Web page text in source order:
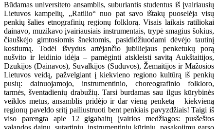
Būdamas universiteto ansamblis, suburiantis studentus iš įvairiausių
Lietuvos kampelių, „Ratilio“ nuo pat savo ištakų puoselėja visų
penkių šalies etnografinių regionų folklorą. Visais laikais ratiliokai
dainavo, muzikavo įvairiausiais instrumentais, trypė smagius šokius,
čiauškėjo gimtosiomis šnektomis, pasididžiuodami dėvėjo tautinį
kostiumą. Todėl išvydus artėjančio jubiliejaus penketukų porą
nušvito ir leidinio idėja – pamėginti atskleisti savitą Aukštaitijos,
Dzūkijos (Dainavos), Suvalkijos (Sūduvos), Žemaitijos ir Mažosios
Lietuvos veidą, pažvelgiant į kiekvieno regiono kultūrą iš penkių
pusių: dainuojamojo, instrumentinio, choreografinio folkloro,
tarmės, šventadienių drabužių. Tarsi burdamas sau ilgus kūrybinės
veiklos metus, ansamblis pridėjo ir dar vieną penketą – kiekvieną
regionų paveldo sritį pailiustruoti bent penkiais pavyzdžiais! Taigi iš
viso parengta apie 12 gigabaitų įvairios medžiagos: pusšeštos